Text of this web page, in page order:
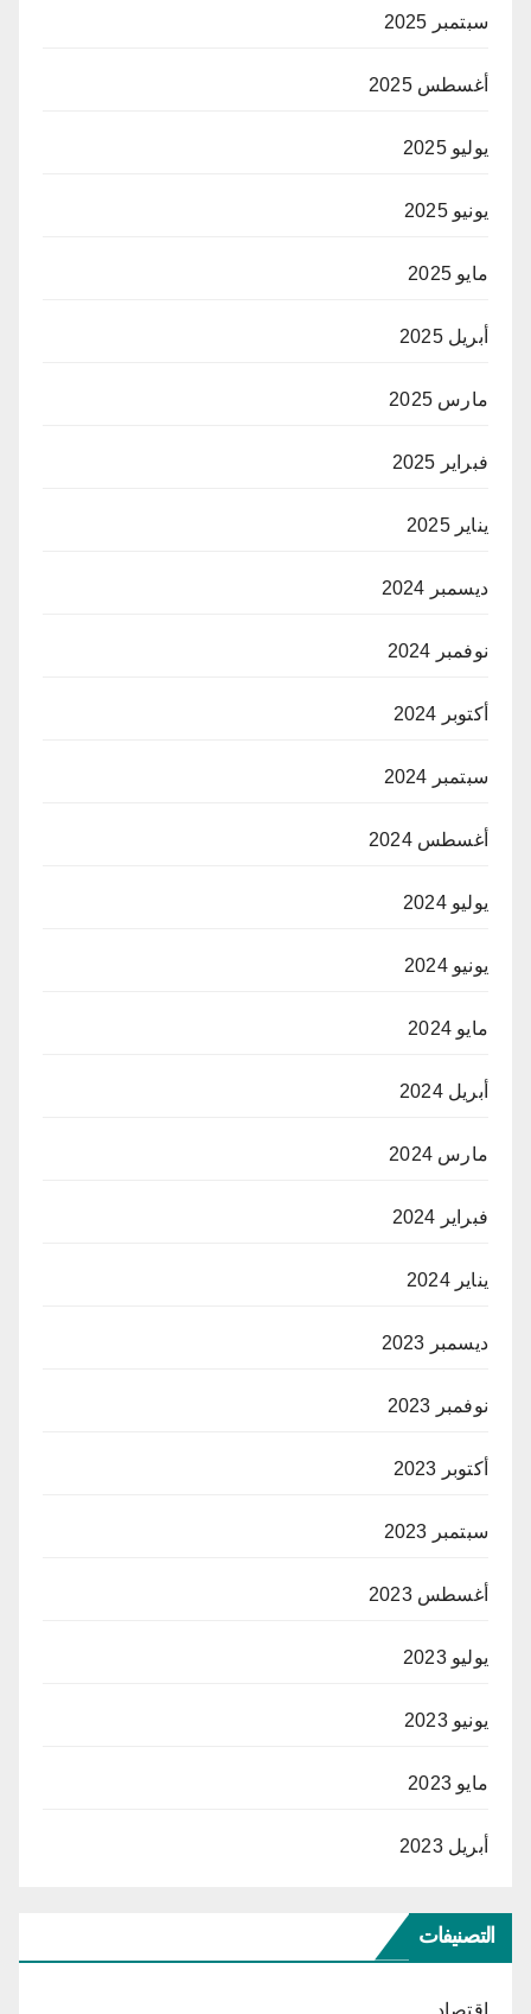
سبتمبر 2025
أغسطس 2025
يوليو 2025
يونيو 2025
مايو 2025
أبريل 2025
مارس 2025
فبراير 2025
يناير 2025
ديسمبر 2024
نوفمبر 2024
أكتوبر 2024
سبتمبر 2024
أغسطس 2024
يوليو 2024
يونيو 2024
مايو 2024
أبريل 2024
مارس 2024
فبراير 2024
يناير 2024
ديسمبر 2023
نوفمبر 2023
أكتوبر 2023
سبتمبر 2023
أغسطس 2023
يوليو 2023
يونيو 2023
مايو 2023
أبريل 2023
التصنيفات
اقتصاد